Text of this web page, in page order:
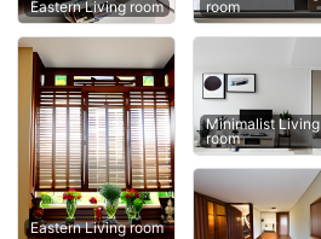
Eastern Living room
Eastern Living room
room
Minimalist Living
room